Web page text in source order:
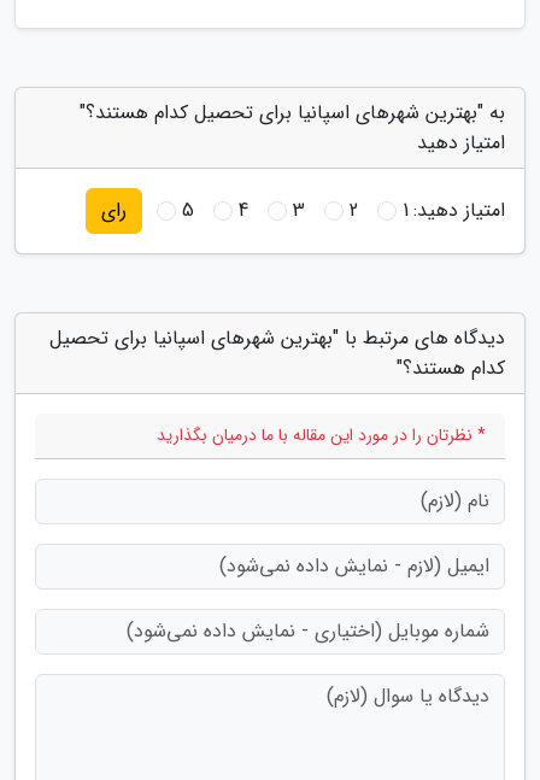
به "بهترین شهرهای اسپانیا برای تحصیل کدام هستند؟"
امتیاز دهید
امتیاز دهید:1
2
3
4
5 رای
دیدگاه های مرتبط با "بهترین شهرهای اسپانیا برای تحصیل
کدام هستند؟"
* نظرتان را در مورد این مقاله با ما درمیان بگذارید